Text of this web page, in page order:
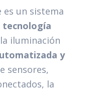
un sistema
tecnología
iluminación
y
sensores,
la